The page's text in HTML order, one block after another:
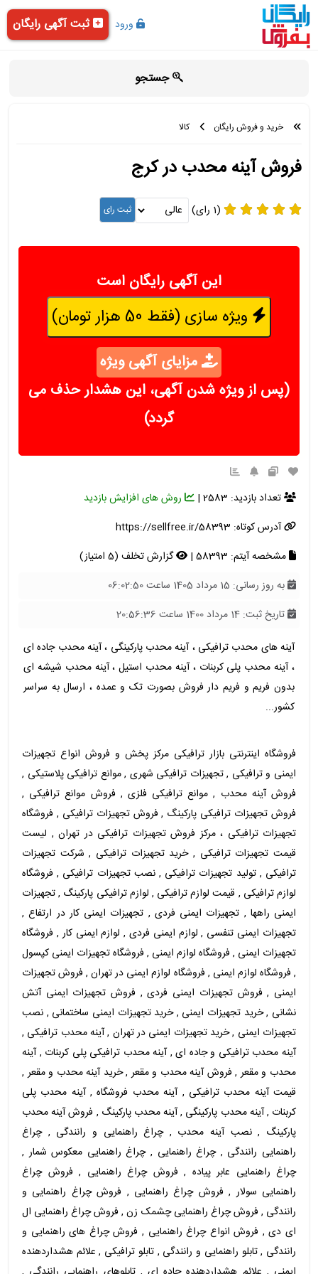
ورود ثبت آگهی رایگان
جستجو
خرید و فروش رایگان کالا
فروش آینه محدب در کرج
(1 رای)
این آگهی رایگان است
ویژه سازی (فقط 50 هزار تومان)
مزایای آگهی ویژه
(پس از ویژه شدن آگهی، این هشدار حذف می
گردد)
تعداد بازدید: 2583 |
روش های افزایش بازدید
آدرس کوتاه: https://sellfree.ir/58393
مشخصه آیتم: 58393 |
گزارش تخلف (5 امتیاز)
به روز رسانی: 15 مرداد 1405 ساعت 06:02:50
تاریخ ثبت: 14 مرداد 1400 ساعت 20:56:36
آینه های محدب ترافیکی ، آینه محدب پارکینگی ، آینه محدب جاده ای
، آینه محدب پلی کربنات ، آینه محدب استیل ، آینه محدب شیشه ای
بدون فریم و فریم دار فروش بصورت تک و عمده ، ارسال به سراسر
کشور...
فروشگاه اینترنتی بازار ترافیکی مرکز پخش و فروش انواع تجهیزات
ایمنی و ترافیکی , تجهیزات ترافیکی شهری , موانع ترافیکی پلاستیکی ,
فروش آینه محدب , موانع ترافیکی فلزی , فروش موانع ترافیکی ,
فروش تجهیزات ترافیکی پارکینگ , فروش تجهیزات ترافیکی , فروشگاه
تجهیزات ترافیکی ، مرکز فروش تجهیزات ترافیکی در تهران , لیست
قیمت تجهیزات ترافیکی , خرید تجهیزات ترافیکی , شرکت تجهیزات
ترافیکی , تولید تجهیزات ترافیکی , نصب تجهیزات ترافیکی , فروشگاه
لوازم ترافیکی , قیمت لوازم ترافیکی , لوازم ترافیکی پارکینگ , تجهیزات
ایمنی راهها , تجهیزات ایمنی فردی , تجهیزات ایمنی کار در ارتفاع ,
تجهیزات ایمنی تنفسی , لوازم ایمنی فردی , لوازم ایمنی کار , فروشگاه
تجهیزات ایمنی , فروشگاه لوازم ایمنی , فروشگاه تجهیزات ایمنی کپسول
, فروشگاه لوازم ایمنی , فروشگاه لوازم ایمنی در تهران , فروش تجهیزات
ایمنی , فروش تجهیزات ایمنی فردی , فروش تجهیزات ایمنی آتش
نشانی , خرید تجهیزات ایمنی , خرید تجهیزات ایمنی ساختمانی , نصب
تجهیزات ایمنی , خرید تجهیزات ایمنی در تهران , آینه محدب ترافیکی ,
آینه محدب ترافیکی و جاده ای , آینه محدب ترافیکی پلی کربنات , آینه
محدب و مقعر , فروش آینه محدب و مقعر , خرید آینه محدب و مقعر ,
قیمت آینه محدب ترافیکی , آینه محدب فروشگاه , آینه محدب پلی
کربنات , آینه محدب پارکینگی , آینه محدب پارکینگ , فروش آینه محدب
پارکینگ , نصب آینه محدب , چراغ راهنمایی و رانندگی , چراغ
راهنمایی رانندگی , چراغ راهنمایی , چراغ راهنمایی معکوس شمار ,
چراغ راهنمایی عابر پیاده , فروش چراغ راهنمایی , فروش چراغ
راهنمایی سولار , فروش چراغ راهنمایی , فروش چراغ راهنمایی و
رانندگی , فروش چراغ راهنمایی چشمک زن , فروش چراغ راهنمایی ال
ای دی , فروش انواع چراغ راهنمایی , فروش چراغ های راهنمایی و
رانندگی , تابلو راهنمایی و رانندگی , تابلو ترافیکی , علائم هشداردهنده